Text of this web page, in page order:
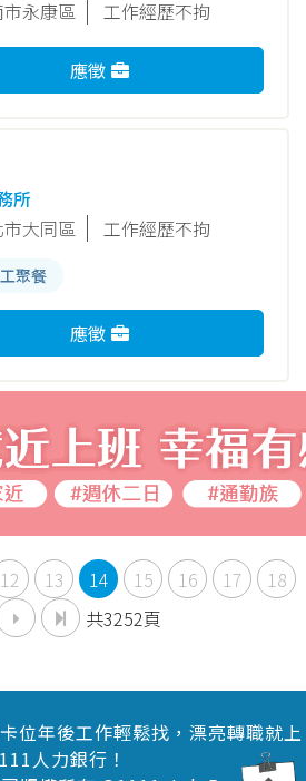
市永康區 工作經歷不拘
應徵
所
市大同區 工作經歷不拘
聚餐
應徵
12 13 14 15 16 17
18
共3252頁
位年後工作輕鬆找，漂亮轉職就上
人力銀行！